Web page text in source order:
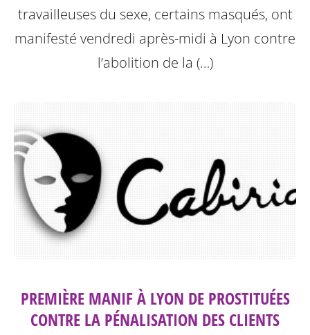
travailleuses du sexe, certains masqués, ont
manifesté vendredi après-midi à Lyon contre
l’abolition de la (…)
PREMIÈRE MANIF À LYON DE PROSTITUÉES
CONTRE LA PÉNALISATION DES CLIENTS